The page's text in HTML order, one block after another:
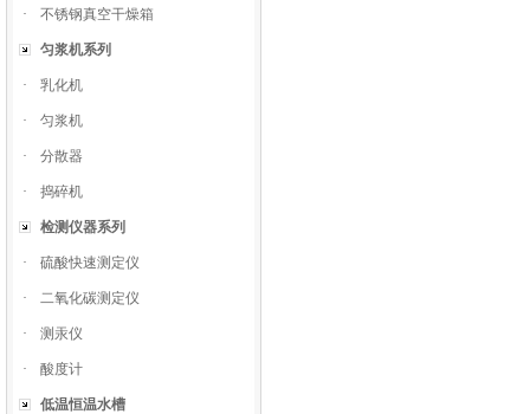
· 不锈钢真空干燥箱
匀浆机系列
· 乳化机
· 匀浆机
· 分散器
· 捣碎机
检测仪器系列
· 硫酸快速测定仪
· 二氧化碳测定仪
· 测汞仪
· 酸度计
低温恒温水槽